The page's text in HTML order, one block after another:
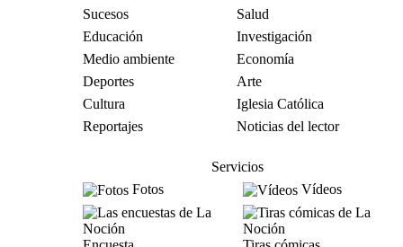
Sucesos
Salud
Educación
Investigación
Medio ambiente
Economía
Deportes
Arte
Cultura
Iglesia Católica
Reportajes
Noticias del lector
Servicios
Fotos
Vídeos